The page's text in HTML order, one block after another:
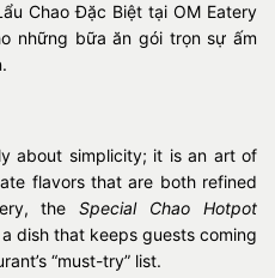
Chao Đặc Biệt tại OM Eatery
những bữa ăn gói trọn sự ấm
about simplicity; it is an art of
flavors that are both refined
theSpecial Chao Hotpot
dish that keeps guests coming
“must-try” list.